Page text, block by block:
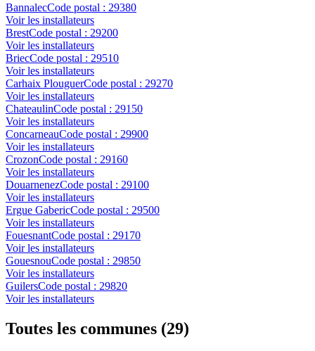
BannalecCode postal : 29380
Voir les installateurs
BrestCode postal : 29200
Voir les installateurs
BriecCode postal : 29510
Voir les installateurs
Carhaix PlouguerCode postal : 29270
Voir les installateurs
ChateaulinCode postal : 29150
Voir les installateurs
ConcarneauCode postal : 29900
Voir les installateurs
CrozonCode postal : 29160
Voir les installateurs
DouarnenezCode postal : 29100
Voir les installateurs
Ergue GabericCode postal : 29500
Voir les installateurs
FouesnantCode postal : 29170
Voir les installateurs
GouesnouCode postal : 29850
Voir les installateurs
GuilersCode postal : 29820
Voir les installateurs
Toutes les communes (29)